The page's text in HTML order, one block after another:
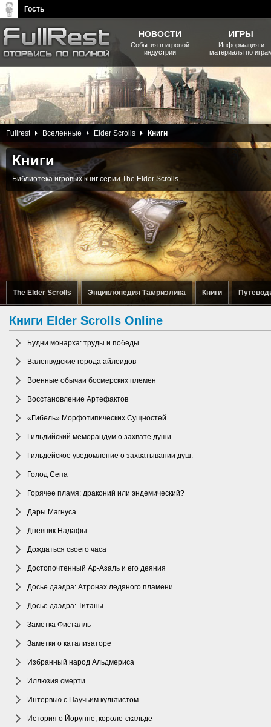
18 Декабря 2014
The Elder Scrolls Энциклопедия Тамриэлика Книги
Книги
Библиотека игровых книг серии The Elder Scrolls.
Fullrest Вселенные Elder Scrolls Книги
Книги Elder Scrolls Online
Будни монарха: труды и победы
Валенвудские города айлеидов
Военные обычаи босмерских племен
Восстановление Артефактов
«Гибель» Морфотипических Сущностей
Гильдийский меморандум о захвате души
Гильдейское уведомление о захватывании душ.
Голод Сепа
Горячее пламя: драконий или эндемический?
Дары Магнуса
Дневник Надафы
Дождаться своего часа
Достопочтенный Ар-Азаль и его деяния
Досье даэдра: Атронах ледяного пламени
Досье даэдра: Титаны
Заметка Фисталль
Заметки о катализаторе
Избранный народ Альдмериса
Иллюзия смерти
Интервью с Паучьим культистом
История о Йорунне, короле-скальде
Bethesda Softworks - статьи,
новости, дополнения
НОВОСТИ
События в игровой
индустрии
ИГРЫ
Информация и
материалы по
Гость